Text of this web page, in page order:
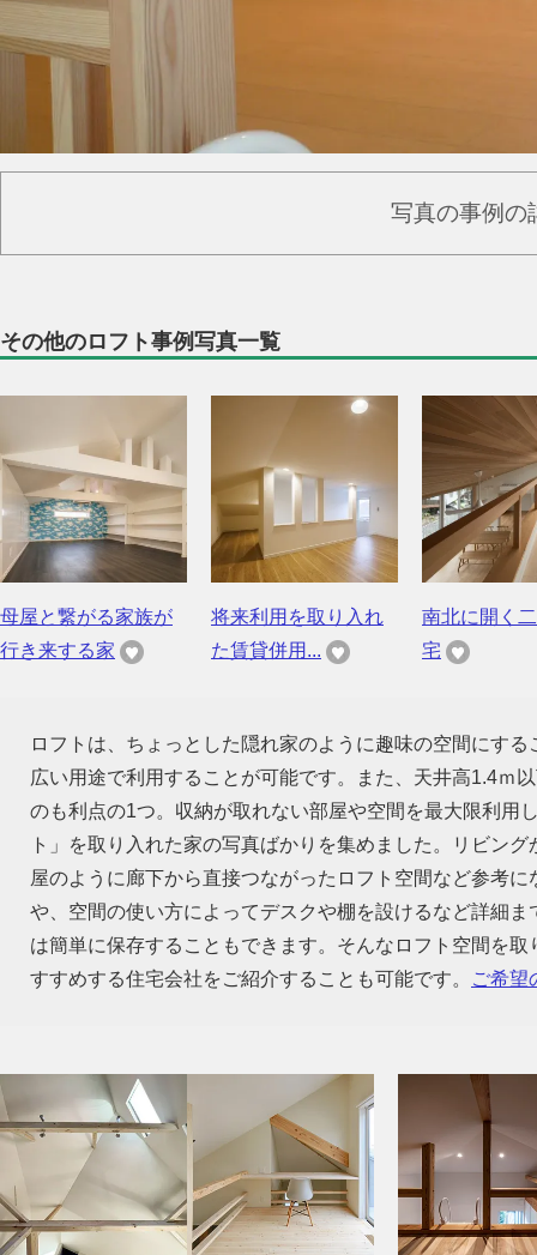
写真の事例の
その他のロフト事例写真一覧
母屋と繋がる家族が
行き来する家
将来利用を取り入れ
た賃貸併用...
南北に開く
宅
ロフトは、ちょっとした隠れ家のように趣味の空間にす
広い用途で利用することが可能です。また、天井高1.4ｍ
のも利点の1つ。収納が取れない部屋や空間を最大限利用
ト」を取り入れた家の写真ばかりを集めました。リビン
屋のように廊下から直接つながったロフト空間など参考
や、空間の使い方によってデスクや棚を設けるなど詳細
は簡単に保存することもできます。そんなロフト空間を
すすめする住宅会社をご紹介することも可能です。
ご希望